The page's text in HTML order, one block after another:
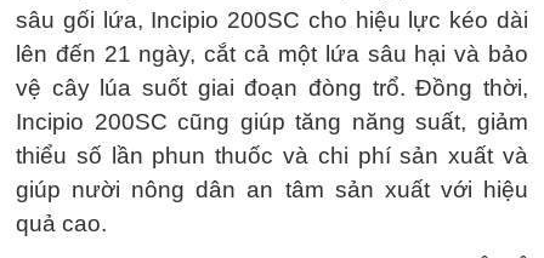
sâu gối lứa, Incipio 200SC cho hiệu lực kéo dài
lên đến 21 ngày, cắt cả một lứa sâu hại và bảo
vệ cây lúa suốt giai đoạn đòng trổ. Đồng thời,
Incipio 200SC cũng giúp tăng năng suất, giảm
thiểu số lần phun thuốc và chi phí sản xuất và
giúp nười nông dân an tâm sản xuất với hiệu
quả cao.